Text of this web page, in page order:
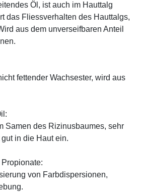
Öl, ist auch im Hauttalg
das Fliessverhalten des Hauttalgs,
aus dem unverseifbaren Anteil
fettender Wachsester, wird aus
Samen des Rizinusbaumes, sehr
in die Haut ein.
von Farbdispersionen,